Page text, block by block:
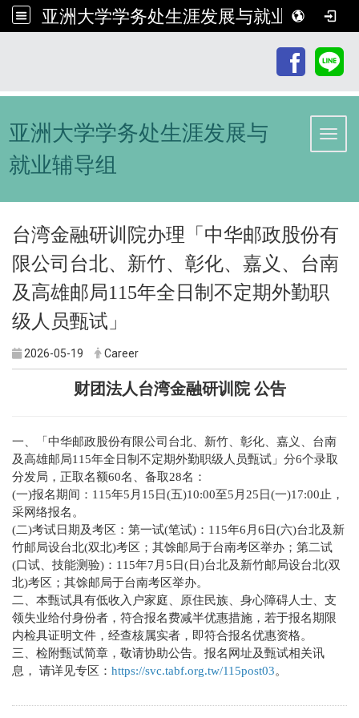
亚洲大学学务处生涯发展与就业辅导组
亚洲大学学务处生涯发展与
就业辅导组
台湾金融研训院办理「中华邮政股份有
限公司台北、新竹、彰化、嘉义、台南
及高雄邮局115年全日制不定期外勤职
级人员甄试」
2026-05-19 Career
财团法人台湾金融研训院 公告
一、「中华邮政股份有限公司台北、新竹、彰化、嘉义、台南
及高雄邮局115年全日制不定期外勤职级人员甄试」分6个录取
分发局，正取名额60名、备取28名：
(一)报名期间：115年5月15日(五)10:00至5月25日(一)17:00止，
采网络报名。
(二)考试日期及考区：第一试(笔试)：115年6月6日(六)台北及新
竹邮局设台北(双北)考区；其馀邮局于台南考区举办；第二试
(口试、技能测验)：115年7月5日(日)台北及新竹邮局设台北(双
北)考区；其馀邮局于台南考区举办。
二、本甄试具有低收入户家庭、原住民族、身心障碍人士、支
领失业给付身份者，符合报名费减半优惠措施，若于报名期限
内检具证明文件，经查核属实者，即符合报名优惠资格。
三、检附甄试简章，敬请协助公告。报名网址及甄试相关讯
息， 请详见专区： https://svc.tabf.org.tw/115post03。